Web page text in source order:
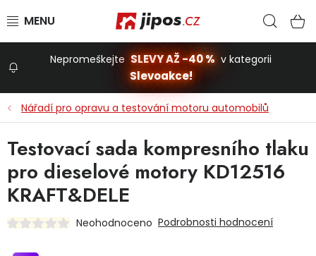
Stavba a dům
Dílna
Nepromeškejte SLEVY AŽ -40 % v kategorii
Slevoakce!
Nářadí pro opravu a testování motoru automobilů
Testovací sada kompresního tlaku
pro dieselové motory KD12516
KRAFT&DELE
Neohodnoceno Podrobnosti hodnocení